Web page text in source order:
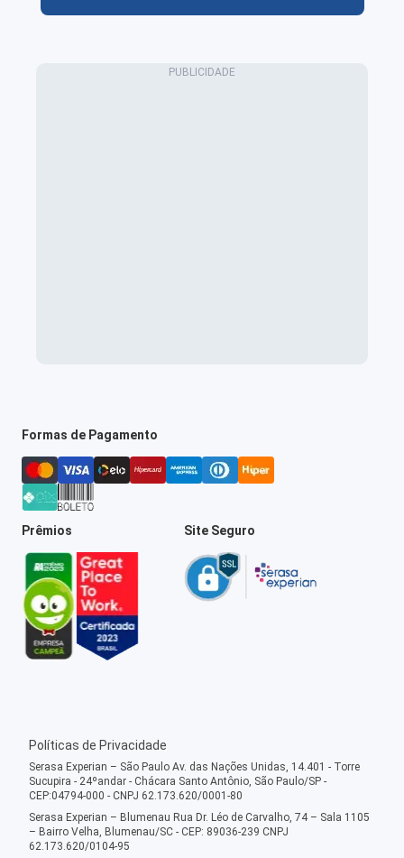
Formas de Pagamento
Prêmios Site Seguro
Políticas de Privacidade
Serasa Experian – São Paulo Av. das Nações Unidas, 14.401 - Torre
Sucupira - 24ºandar - Chácara Santo Antônio, São Paulo/SP -
CEP:04794-000 - CNPJ 62.173.620/0001-80
Serasa Experian – Blumenau Rua Dr. Léo de Carvalho, 74 – Sala 1105
– Bairro Velha, Blumenau/SC - CEP: 89036-239 CNPJ
62.173.620/0104-95